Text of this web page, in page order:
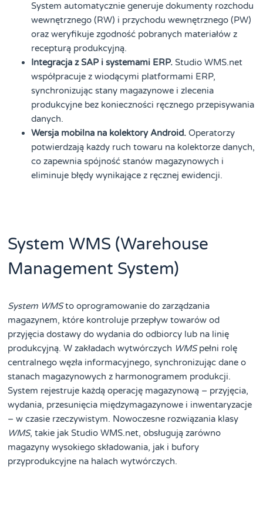
System automatycznie generuje dokumenty rozchodu
wewnętrznego (RW) i przychodu wewnętrznego (PW)
oraz weryfikuje zgodność pobranych materiałów z
recepturą produkcyjną.
Integracja z SAP i systemami ERP. Studio WMS.net
współpracuje z wiodącymi platformami ERP,
synchronizując stany magazynowe i zlecenia
produkcyjne bez konieczności ręcznego przepisywania
danych.
Wersja mobilna na kolektory Android. Operatorzy
potwierdzają każdy ruch towaru na kolektorze danych,
co zapewnia spójność stanów magazynowych i
eliminuje błędy wynikające z ręcznej ewidencji.
System WMS (Warehouse
Management System)
System WMSto oprogramowanie do zarządzania
magazynem, które kontroluje przepływ towarów od
przyjęcia dostawy do wydania do odbiorcy lub na linię
produkcyjną. W zakładach wytwórczych WMSpełni rolę
centralnego węzła informacyjnego, synchronizując dane o
stanach magazynowych z harmonogramem produkcji.
System rejestruje każdą operację magazynową – przyjęcia,
wydania, przesunięcia międzymagazynowe i inwentaryzacje
– w czasie rzeczywistym. Nowoczesne rozwiązania klasy
WMS, takie jak Studio WMS.net, obsługują zarówno
magazyny wysokiego składowania, jak i bufory
przyprodukcyjne na halach wytwórczych.